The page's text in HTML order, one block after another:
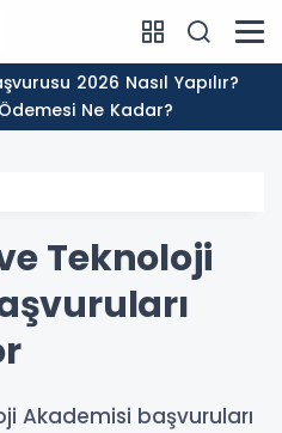
Ne Kadar?
Teknoloji
Akademisi başvuruları